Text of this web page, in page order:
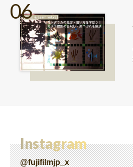
Instagram
@fujifilmjp_x